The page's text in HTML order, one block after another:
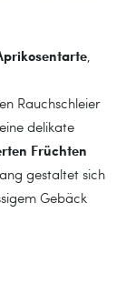
,
Rauchschleier
delikate
Früchten
gestaltet sich
Gebäck